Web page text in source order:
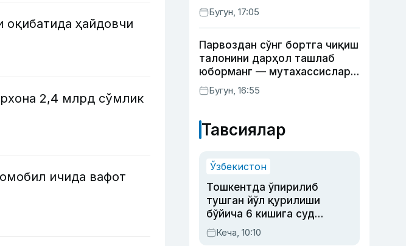
оқибатида ҳайдовчи
2,4 млрд сўмлик
ичида вафот
қайтарилди
Бугун, 17:05
Парвоздан сўнг бортга чиқиш
талонини дарҳол ташлаб
юборманг — мутахассислар
бунинг сабабини тушунтирди
Бугун, 16:55
Тавсиялар
Ўзбекистон
Тошкентда ўпирилиб
тушган йўл қурилиши
бўйича 6 кишига суд
ҳукми ўқилди
Кеча, 10:10